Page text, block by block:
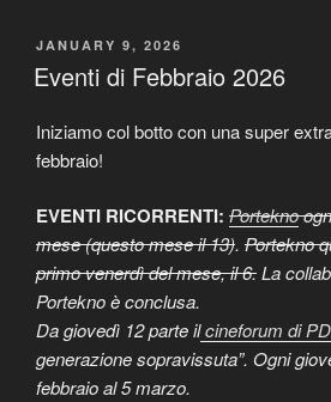
POSTED
ON
JANUARY 9, 2026
Eventi di Febbraio 2026
Iniziamo col botto con una super
febbraio!
EVENTI RICORRENTI: Portekno
mese (questo mese il 13). Portekno
primo venerdì del mese, il 6.La
Portekno è conclusa.
Da giovedì 12 parte ilcineforum di
generazione sopravissuta”. Ogni
febbraio al 5 marzo.